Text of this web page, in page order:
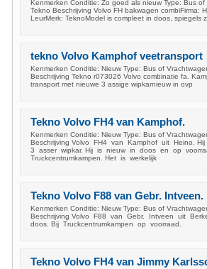
Kenmerken Conditie: Zo goed als nieuw Type: Bus of
Tekno Beschrijving Volvo FH bakwagen combiFirma:
LeurMerk: TeknoModel is compleet in doos, spiegels
tekno Volvo Kamphof veetransport
Kenmerken Conditie: Nieuw Type: Bus of
Beschrijving Tekno r073026 Volvo combinatie fa.
transport met nieuwe 3 assige wipkarnieuw in ovp
Tekno Volvo FH4 van Kamphof.
Kenmerken Conditie: Nieuw Type: Bus of
Beschrijving Volvo FH4 van Kamphof uit Heino.
3 asser wipkar. Hij is nieuw in doos en op
Truckcentrumkampen. Het is werkelijk
Tekno Volvo F88 van Gebr. Intveen.
Kenmerken Conditie: Nieuw Type: Bus of
Beschrijving Volvo F88 van Gebr. Intveen uit
doos. Bij Truckcentrumkampen op voorraad.
Tekno Volvo FH4 van Jimmy